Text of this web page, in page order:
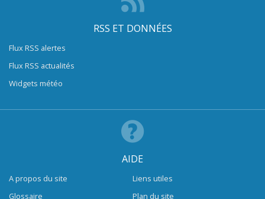
RSS ET DONNÉES
Flux RSS alertes
Flux RSS actualités
Widgets météo
AIDE
A propos du site
Glossaire
Liens utiles
Plan du site